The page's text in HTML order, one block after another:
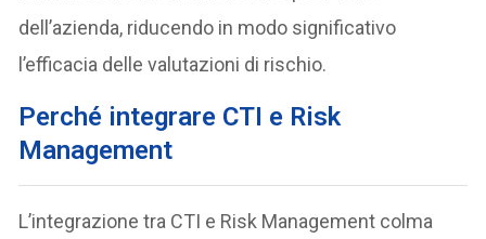
dell’azienda, riducendo in modo significativo
l’efficacia delle valutazioni di rischio.
Perché integrare CTI e Risk
Management
L’integrazione tra CTI e Risk Management colma